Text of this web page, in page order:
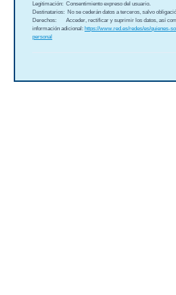
Legitimación: Consentimiento expreso del usuario.
Destinatarios: No se cederán datos a terceros, salvo
Derechos: Acceder, rectificar y suprimir los datos, así
información adicional: https://www.red.es/redes/es/quienes-
personal